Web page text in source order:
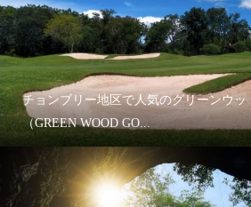
チョンブリー地区で人気のグリーンウッ
（GREEN WOOD GO...